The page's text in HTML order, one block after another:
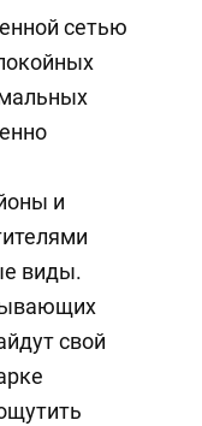
сетью
и
виды.
свой